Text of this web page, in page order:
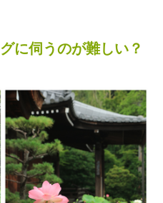
に伺うのが難しい？